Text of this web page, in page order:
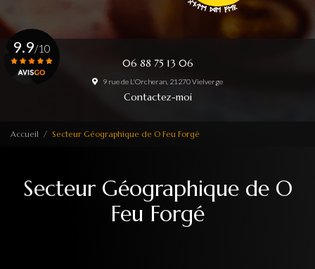
06 88 75 13 06
9 rue de L'Orcheran, 21270 Vielverge
Contactez-moi
9.9/10
Accueil Secteur Géographique de O Feu Forgé
Secteur Géographique de O
Feu Forgé